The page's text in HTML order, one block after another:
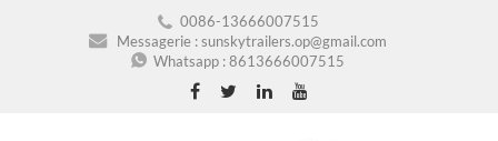
0086-13666007515
Messagerie :sunskytrailers.op@gmail.com
Whatsapp :8613666007515